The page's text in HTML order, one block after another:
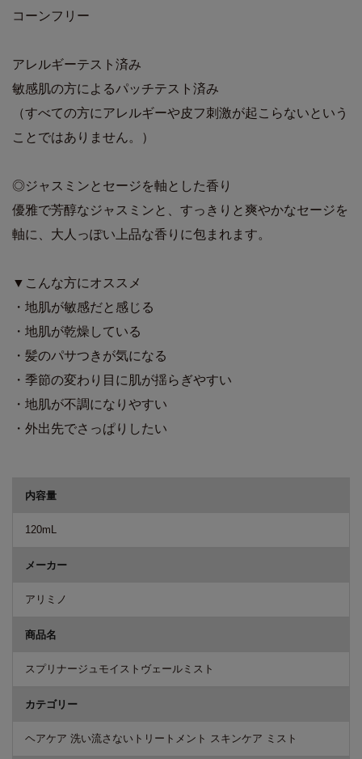
コーンフリー
アレルギーテスト済み
敏感肌の方によるパッチテスト済み
（すべての方にアレルギーや皮フ刺激が起こらないという
ことではありません。）
◎ジャスミンとセージを軸とした香り
優雅で芳醇なジャスミンと、すっきりと爽やかなセージを
軸に、大人っぽい上品な香りに包まれます。
▼こんな方にオススメ
・地肌が敏感だと感じる
・地肌が乾燥している
・髪のパサつきが気になる
・季節の変わり目に肌が揺らぎやすい
・地肌が不調になりやすい
・外出先でさっぱりしたい
内容量
120mL
メーカー
アリミノ
商品名
スプリナージュモイストヴェールミスト
カテゴリー
ヘアケア 洗い流さないトリートメント スキンケア ミスト